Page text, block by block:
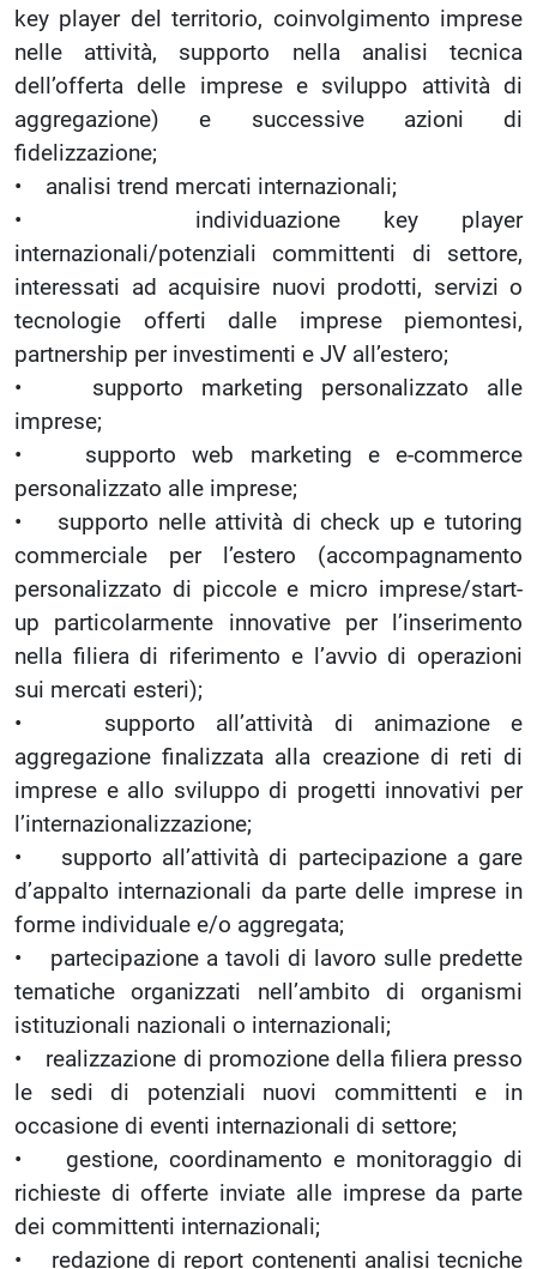
key player del territorio, coinvolgimento imprese
nelle attività, supporto nella analisi tecnica
dell’offerta delle imprese e sviluppo attività di
aggregazione) e successive azioni di
fidelizzazione;
• analisi trend mercati internazionali;
• individuazione key player
internazionali/potenziali committenti di settore,
interessati ad acquisire nuovi prodotti, servizi o
tecnologie offerti dalle imprese piemontesi,
partnership per investimenti e JV all’estero;
• supporto marketing personalizzato alle
imprese;
• supporto web marketing e e-commerce
personalizzato alle imprese;
• supporto nelle attività di check up e tutoring
commerciale per l’estero (accompagnamento
personalizzato di piccole e micro imprese/start-
up particolarmente innovative per l’inserimento
nella filiera di riferimento e l’avvio di operazioni
sui mercati esteri);
• supporto all’attività di animazione e
aggregazione finalizzata alla creazione di reti di
imprese e allo sviluppo di progetti innovativi per
l’internazionalizzazione;
• supporto all’attività di partecipazione a gare
d’appalto internazionali da parte delle imprese in
forme individuale e/o aggregata;
• partecipazione a tavoli di lavoro sulle predette
tematiche organizzati nell’ambito di organismi
istituzionali nazionali o internazionali;
• realizzazione di promozione della filiera presso
le sedi di potenziali nuovi committenti e in
occasione di eventi internazionali di settore;
• gestione, coordinamento e monitoraggio di
richieste di offerte inviate alle imprese da parte
dei committenti internazionali;
• redazione di report contenenti analisi tecniche